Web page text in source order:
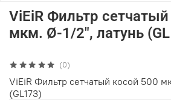
(0)
ViEiR Фильтр
мкм. Ø-1/2", латунь
ViEiR Фильтр сетчатый косой 500
(GL173)